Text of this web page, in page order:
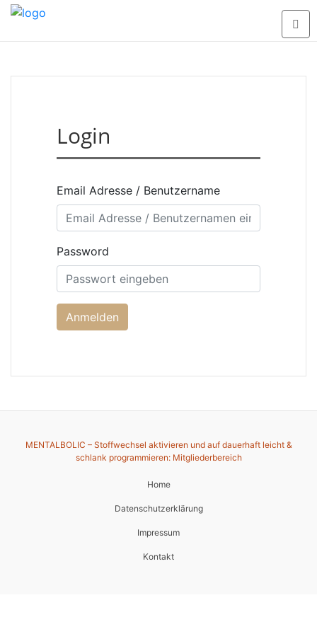
Login
Email Adresse / Benutzername
Password
Anmelden
MENTALBOLIC – Stoffwechsel aktivieren und auf dauerhaft leicht &
schlank programmieren: Mitgliederbereich
Home
Datenschutzerklärung
Impressum
Kontakt